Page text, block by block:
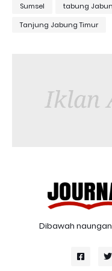
Sumsel
tabung
Tanjung Jabung Timur
Dibawah